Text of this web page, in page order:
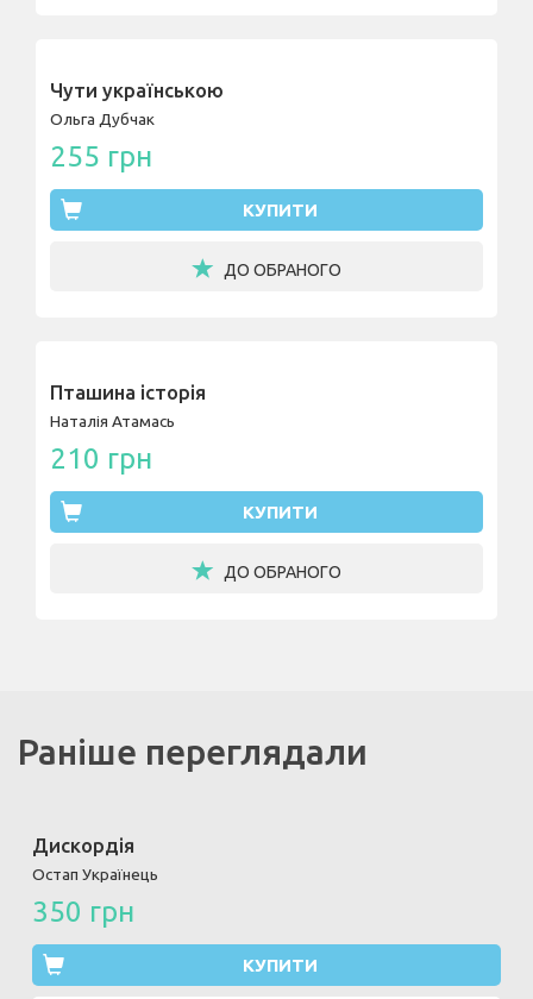
Чути українською
Ольга Дубчак
255 грн
КУПИТИ
ДО ОБРАНОГО
Пташина історія
Наталія Атамась
210 грн
КУПИТИ
ДО ОБРАНОГО
Раніше переглядали
Дискордія
Остап Українець
350 грн
КУПИТИ